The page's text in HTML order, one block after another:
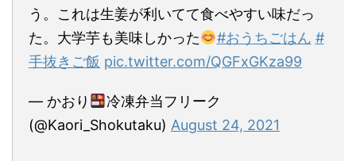
う。これは生姜が利いてて食べやすい味だっ
た。大学芋も美味しかった
#おうちごはん #
手抜きご飯 pic.twitter.com/QGFxGKza99
— かおり
冷凍弁当フリーク
(@Kaori_Shokutaku) August 24, 2021